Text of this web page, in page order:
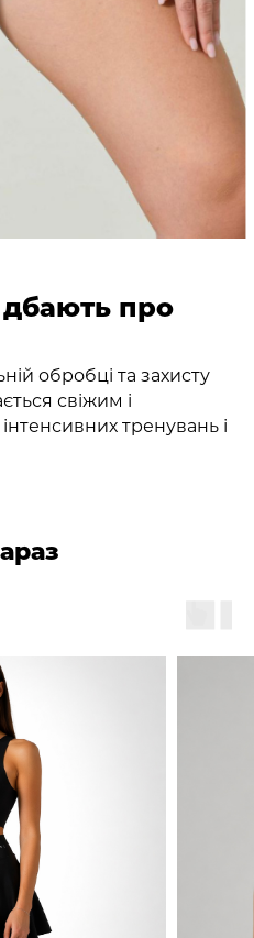
дбають про
обробці та захисту
свіжим і
інтенсивних тренувань і